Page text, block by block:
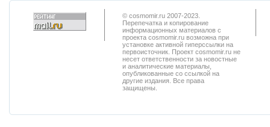
© cosmomir.ru 2007-2023.
Перепечатка и копирование
информационных материалов с
проекта cosmomir.ru возможна при
установке активной гиперссылки на
первоисточник. Проект cosmomir.ru не
несет ответственности за новостные
и аналитические материалы,
опубликованные со ссылкой на
другие издания. Все права
защищены.